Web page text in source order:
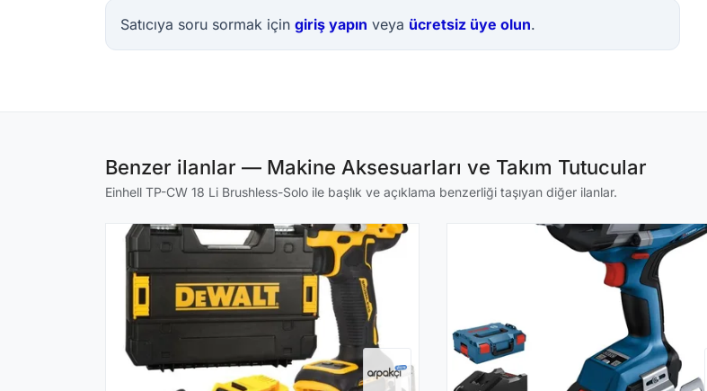
Satıcıya soru sormak için giriş yapın veya ücretsiz üye olun.
Benzer ilanlar — Makine Aksesuarları ve Takım Tutucular
Einhell TP-CW 18 Li Brushless-Solo ile başlık ve açıklama benzerliği taşıyan diğer ilanlar.